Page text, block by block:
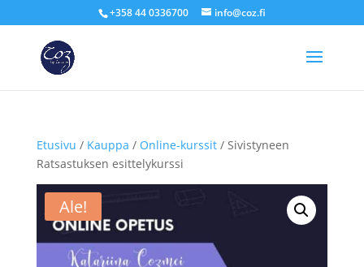
+358 44 0336700 info@coz.fi
Etusivu / Kauppa / Online-kurssit/ Sivistyneen
Ratsastuksen esittelykurssi
Ale!